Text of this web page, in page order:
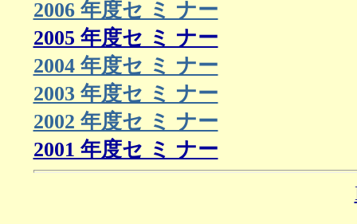
2006 年度セ ミ ナー
2005 年度セ ミ ナー
2004 年度セ ミ ナー
2003 年度セ ミ ナー
2002 年度セ ミ ナー
2001 年度セ ミ ナー